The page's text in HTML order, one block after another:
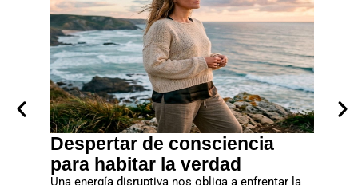
Despertar de consciencia
para habitar la verdad
Una energía disruptiva nos obliga a enfrentar la